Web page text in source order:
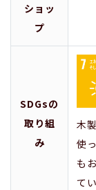
ショッ
プ
SDGsの
取り組
み
木
使
も
て